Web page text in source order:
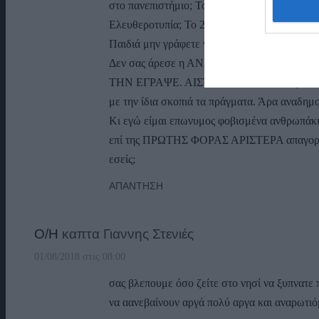
στο πανεπιστήμιο; Το 1989 στην ΑΥΓΗ; Το
Ελευθεροτυπία; Το 2003 στην Απογευματινή;
Παιδιά μην γράφετε για να λασποώσετε ή να
Δεν σας άρεσε η ΑΝΑΔΗΜΟΣΙΕΥΣΗ της
ΤΗΝ ΕΓΡΑΨΕ. ΑΙΣΤΑΝΘΗΚΑ το ίδιο με όποια
με την ίδια σκοπιά τα πράγματα. Άρα
Κι εγώ είμαι επωνυμος φοβισμένα
επί της ΠΡΩΤΗΣ ΦΟΡΑΣ ΑΡΙΣΤΕΡΑ
εσείς;
ΑΠΆΝΤΗΣΗ
Ο/Η καπτα Γιαννης Στενιές
01/08/2018 στις 08:00
σας βλεπουμε όσο ζείτε στο νησί να
να αανεβαίνουν αργά πολύ αργα και